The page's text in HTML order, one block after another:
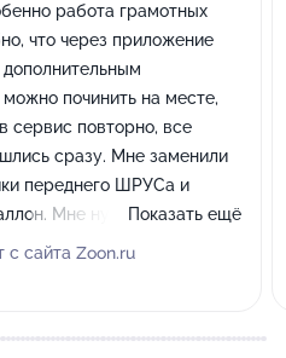
работа грамотных
что через приложение
починить на месте,
сервис повторно, все
сразу. Мне заменили
переднего ШРУСа и
Мне нужно было
дня, но я позвонил и
Показать ещё
с сайта Zoon.ru